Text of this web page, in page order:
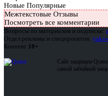
Новые Популярные
Межтекстовые Отзывы
Посмотреть все комментарии
Вопросы по материалам и подписке:
Отдел рекламы и спецпроектов:
Контент 18+
Сайт защищен
самой забойной